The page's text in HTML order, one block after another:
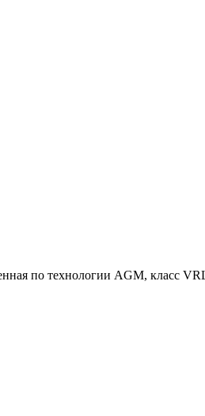
по технологии AGM, класс